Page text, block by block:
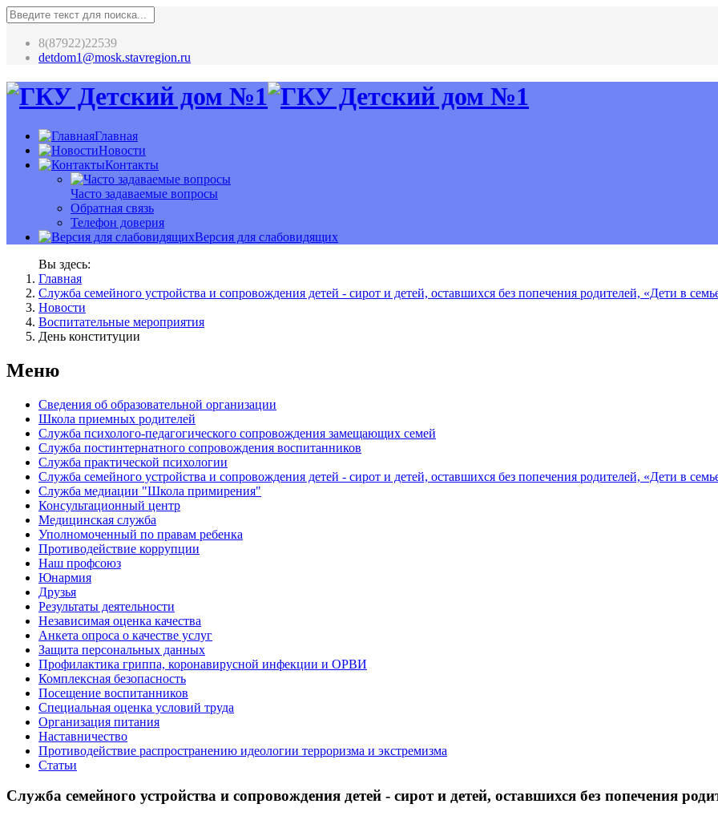
8(87922)22539
detdom1@mosk.stavregion.ru
Главная
Новости
Контакты
Часто задаваемые вопросы
Обратная связь
Телефон доверия
Версия для слабовидящих
Вы здесь:
Главная
Служба семейного устройства и сопровождения детей - сирот и детей, оставшихся без попечения родителей, «Дети в
Новости
Воспитательные мероприятия
День конституции
Меню
Сведения об образовательной организации
Школа приемных родителей
Служба психолого-педагогического сопровождения замещающих семей
Cлужба постинтернатного сопровождения воспитанников
Служба практической психологии
Служба семейного устройства и сопровождения детей - сирот и детей, оставшихся без попечения родителей, «Дети в
Служба медиации "Школа примирения"
Консультационный центр
Медицинская служба
Уполномоченный по правам ребенка
Противодействие коррупции
Наш профсоюз
Юнармия
Друзья
Результаты деятельности
Независимая оценка качества
Анкета опроса о качестве услуг
Защита персональных данных
Профилактика гриппа, коронавирусной инфекции и ОРВИ
Комплексная безопасность
Посещение воспитанников
Специальная оценка условий труда
Организация питания
Наставничество
Противодействие распространению идеологии терроризма и экстремизма
Статьи
Служба семейного устройства и сопровождения детей - сирот и детей, оставшихся без попечения